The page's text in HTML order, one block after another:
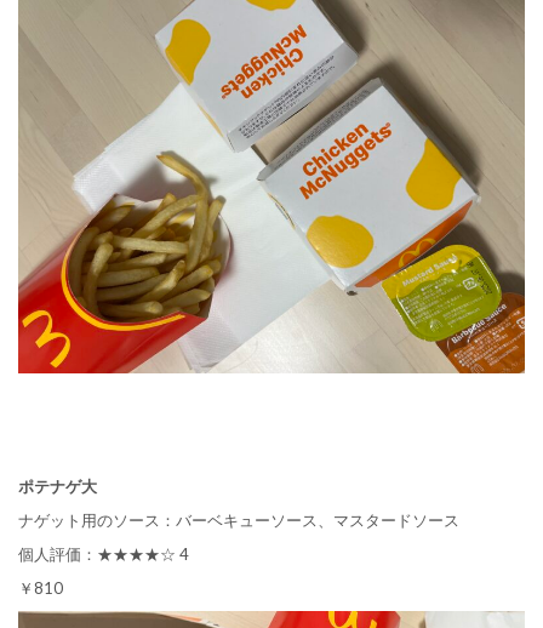
ポテナゲ大
ナゲット用のソース：バーベキューソース、マスタードソース
個人評価：★★★★☆ 4
￥810